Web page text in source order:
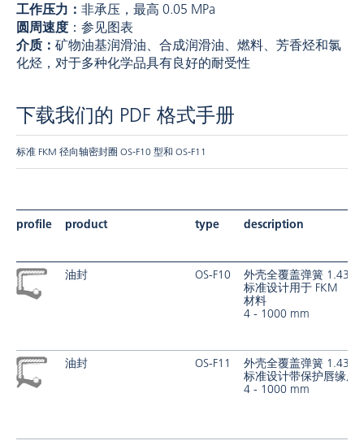
工作压力： 非承压，最高 0.05 MPa
圆周速度 ：参见图表
介质： 矿物油基润滑油、合成润滑油、燃料、芳香烃和氯
化烃，对于多种化学品具有良好的耐受性
下载我们的 PDF 格式手册
标准 FKM 径向轴密封圈 OS-F10 型和 OS-F11
profile product type description
油封 OS-F10
外壳全覆盖弹簧 1.4301
标准设计用于 FKM
材料
4 - 1000 mm
油封 OS-F11
外壳全覆盖弹簧 1.4301
标准设计带保护唇缘用
4 - 1000 mm